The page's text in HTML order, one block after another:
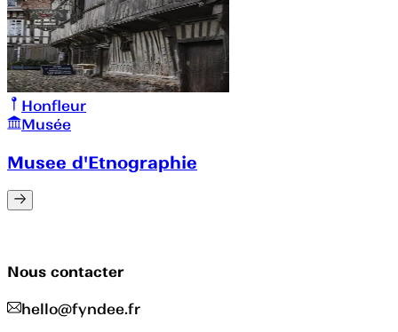
Honfleur
Musée
Musee d'Etnographie
Nous contacter
hello@fyndee.fr